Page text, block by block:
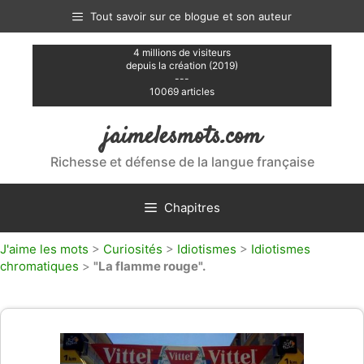
contenu
Tout savoir sur ce blogue et son auteur
4 millions de visiteurs
depuis la création (2019)
---
10069 articles
jaimelesmots.com
Richesse et défense de la langue française
Chapitres
J'aime les mots > Curiosités > Idiotismes > Idiotismes
chromatiques > "La flamme rouge".